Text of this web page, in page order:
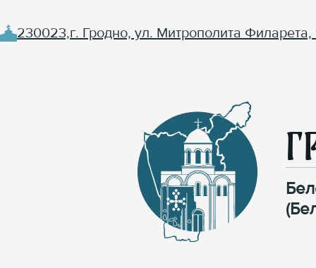
230023,г. Гродно, ул. Митрополита Филарета,